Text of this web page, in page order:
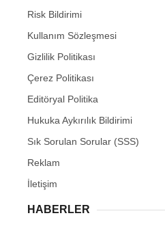
Risk Bildirimi
Kullanım Sözleşmesi
Gizlilik Politikası
Çerez Politikası
Editöryal Politika
Hukuka Aykırılık Bildirimi
Sık Sorulan Sorular (SSS)
Reklam
İletişim
HABERLER